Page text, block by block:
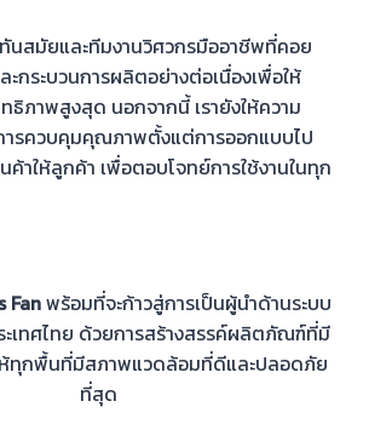
ทันสมัยและทีมงานวิศวกรมืออาชีพที่คอย
ระบวนการผลิตอย่างต่อเนื่องเพื่อให้
ธิภาพสูงสุด นอกจากนี้ เรายังให้ความ
รควบคุมคุณภาพตั้งแต่การออกแบบไป
าให้ลูกค้า เพื่อตอบโจทย์การใช้งานในทุก
Fanพร้อมที่จะก้าวสู่การเป็นผู้นำด้านระบบ
ะเทศไทย ด้วยการสร้างสรรค์ผลิตภัณฑ์ที่มี
ทุกพื้นที่มีสภาพแวดล้อมที่ดีและปลอดภัย
ที่สุด